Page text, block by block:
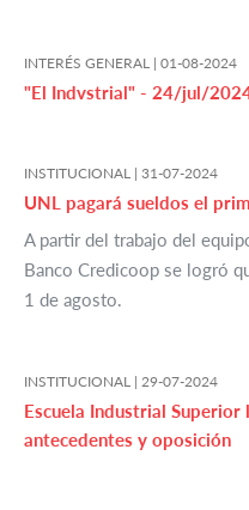
INTERÉS GENERAL | 01-08-2024
"El Indvstrial" - 24/jul/
INSTITUCIONAL | 31-07-2024
UNL pagará sueldos el
A partir del trabajo del
Banco Credicoop se logró
1 de agosto.
INSTITUCIONAL | 29-07-2024
Escuela Industrial
antecedentes y oposición